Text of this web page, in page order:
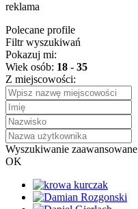
reklama
Polecane profile
Filtr wyszukiwań
Pokazuj mi:
Wiek osób: 18 - 35
Z miejscowości:
Wyszukiwanie zaawansowane
OK